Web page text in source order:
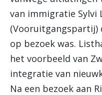
van immigratie Sylvi
(Vooruitgangspartij)
op bezoek was.
het voorbeeld van
integratie van
Na een bezoek aan